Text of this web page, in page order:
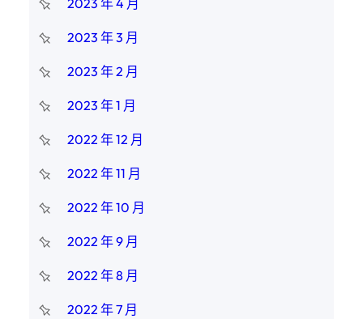
2023 年 4 月
2023 年 3 月
2023 年 2 月
2023 年 1 月
2022 年 12 月
2022 年 11 月
2022 年 10 月
2022 年 9 月
2022 年 8 月
2022 年 7 月